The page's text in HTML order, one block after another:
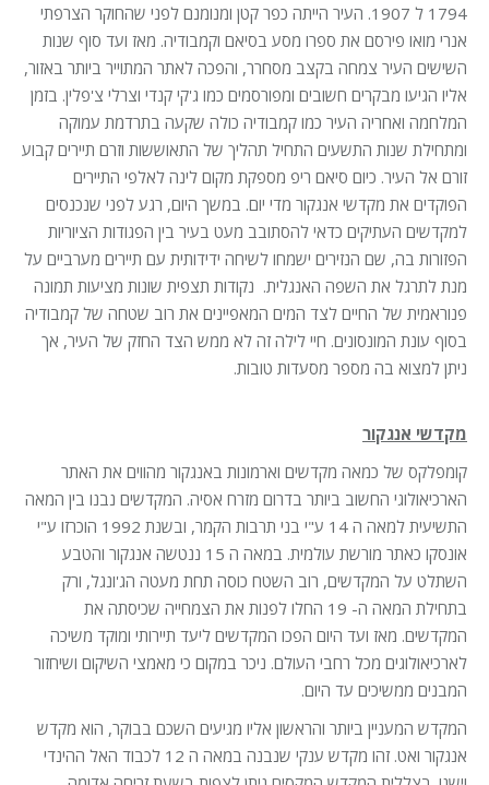
1794 ל 1907. העיר הייתה כפר קטן ומנומנם לפני שהחוקר הצרפתי
אנרי מואו פירסם את ספרו מסע בסיאם וקמבודיה. מאז ועד סוף שנות
השישים העיר צמחה בקצב מסחרר, והפכה לאתר המתוייר ביותר באזור,
אליו הגיעו מבקרים חשובים ומפורסמים כמו ג'קי קנדי וצרלי צ'פלין. בזמן
המלחמה ואחריה העיר כמו קמבודיה כולה שקעה בתרדמת עמוקה
ומתחילת שנות התשעים התחיל תהליך של התאוששות וזרם תיירים קבוע
זורם אל העיר. כיום סיאם ריפ מספקת מקום לינה לאלפי התיירים
הפוקדים את מקדשי אנגקור מדי יום. במשך היום, רגע לפני שנכנסים
למקדשים העתיקים כדאי להסתובב מעט בעיר בין הפגודות הציוריות
הפזורות בה, שם הנזירים ישמחו לשיחה ידידותית עם תיירים מערביים על
מנת לתרגל את השפה האנגלית. נקודות תצפית שונות מציעות תמונה
פנוראמית של החיים לצד המים המאפיינים את רוב שטחה של קמבודיה
בסוף עונת המונסונים. חיי לילה זה לא ממש הצד החזק של העיר, אך
ניתן למצוא בה מספר מסעדות טובות.
מקדשי אנגקור
קומפלקס של כמאה מקדשים וארמונות באנגקור מהווים את האתר
הארכיאולוגי החשוב ביותר בדרום מזרח אסיה. המקדשים נבנו בין המאה
התשיעית למאה ה 14 ע"י בני תרבות הקמר, ובשנת 1992 הוכרזו ע"י
אונסקו כאתר מורשת עולמית. במאה ה 15 ננטשה אנגקור והטבע
השתלט על המקדשים, רוב השטח כוסה תחת מעטה הג'ונגל, ורק
בתחילת המאה ה- 19 החלו לפנות את הצמחייה שכיסתה את
המקדשים. מאז ועד היום הפכו המקדשים ליעד תיירותי ומוקד משיכה
לארכיאולוגים מכל רחבי העולם. ניכר במקום כי מאמצי השיקום ושיחזור
המבנים ממשיכים עד היום.
המקדש המעניין ביותר והראשון אליו מגיעים השכם בבוקר, הוא מקדש
אנגקור ואט. זהו מקדש ענקי שנבנה במאה ה 12 לכבוד האל ההינדי